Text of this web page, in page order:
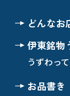
どんなお
伊東銘物
うずわっ
お品書き